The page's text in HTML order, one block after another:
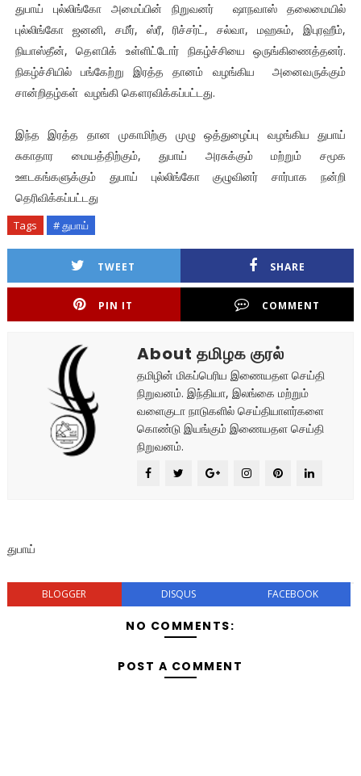
துபாய் புல்லிங்கோ அமைப்பின் நிறுவனர் ஷாநவாஸ் தலைமையில்
புல்லிங்கோ ஜனனி, சமீர், ஸ்ரீ, ரிச்சர்ட், சல்வா, மஹசும், இபுரஹீம்,
நியாஸ்தீன், தௌபிக் உள்ளிட்டோர் நிகழ்ச்சியை ஒருங்கிணைத்தனர்.
நிகழ்ச்சியில் பங்கேற்று இரத்த தானம் வழங்கிய அனைவருக்கும்
சான்றிதழ்கள் வழங்கி கௌரவிக்கப்பட்டது.
இந்த இரத்த தான முகாமிற்கு முழு ஒத்துழைப்பு வழங்கிய துபாய்
சுகாதார மையத்திற்கும், துபாய் அரசுக்கும் மற்றும் சமூக
ஊடகங்களுக்கும் துபாய் புல்லிங்கோ குழுவினர் சார்பாக நன்றி
தெரிவிக்கப்பட்டது
Tags # துபாய்
TWEET SHARE
PIN IT COMMENT
About தமிழக குரல்
தமிழின் மிகப்பெரிய இணையதள செய்தி
நிறுவனம். இந்தியா, இலங்கை மற்றும்
வளைகுடா நாடுகளில் செய்தியாளர்களை
கொண்டு இயங்கும் இணையதள செய்தி
நிறுவனம்.
துபாய்
BLOGGER DISQUS FACEBOOK
NO COMMENTS:
POST A COMMENT